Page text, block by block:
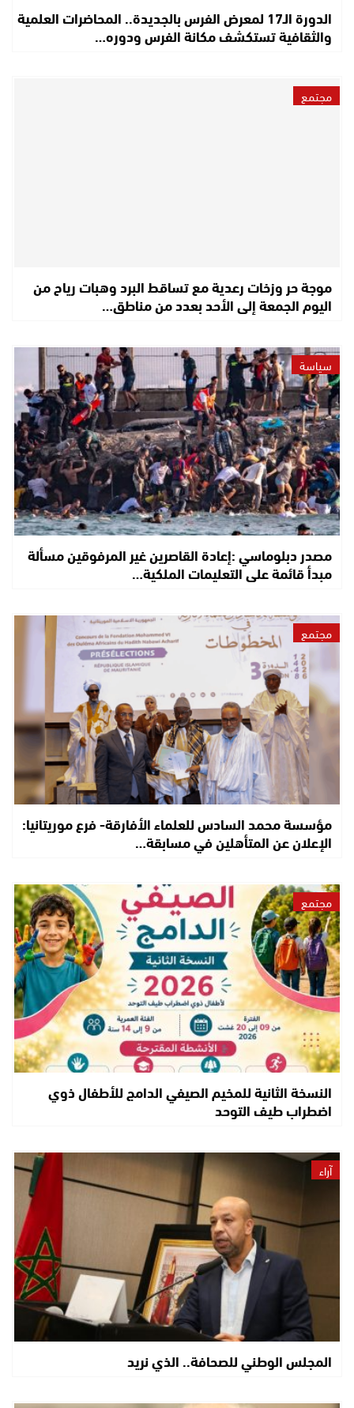
الدورة الـ17 لمعرض الفرس بالجديدة.. المحاضرات العلمية
والثقافية تستكشف مكانة الفرس ودوره…
مجتمع
موجة حر وزخات رعدية مع تساقط البرد وهبات رياح من
اليوم الجمعة إلى الأحد بعدد من مناطق…
سياسة
مصدر دبلوماسي :إعادة القاصرين غير المرفوقين مسألة
مبدأ قائمة على التعليمات الملكية…
مجتمع
مؤسسة محمد السادس للعلماء الأفارقة- فرع موريتانيا:
الإعلان عن المتأهلين في مسابقة…
مجتمع
النسخة الثانية للمخيم الصيفي الدامج للأطفال ذوي
اضطراب طيف التوحد
آراء
المجلس الوطني للصحافة.. الذي نريد